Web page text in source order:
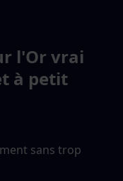
l'Or vrai
à petit
sans trop